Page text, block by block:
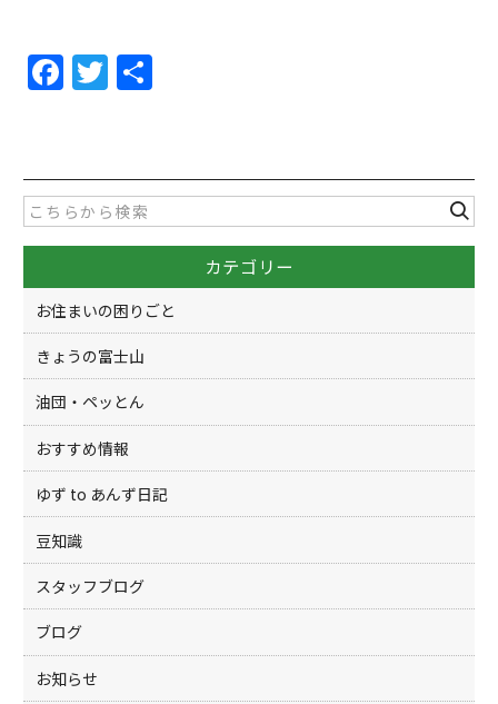
F
a
e
b
o
o
k
T
w
er
カテゴリー
お住まいの困りごと
きょうの富士山
油団・ペッとん
おすすめ情報
ゆず to あんず日記
豆知識
スタッフブログ
ブログ
お知らせ